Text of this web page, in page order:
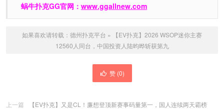
蜗牛扑克GG官网： www.ggallnew.com
如果喜欢请转载： 德州扑克平台 »
【EV扑克】2026 WSOP迷你主赛
12560人同台，中国投资人陆昀晔斩获第九
赞 (0)
上一篇
【EV扑克】又是CL！廉想登顶新赛事码量第一，国人连续两天霸榜